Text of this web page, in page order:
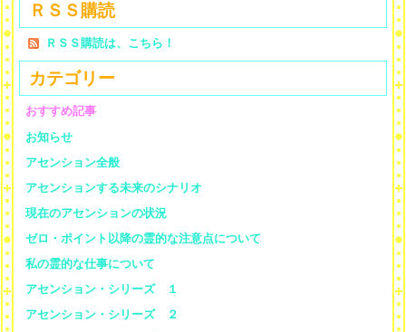
ＲＳＳ購読
ＲＳＳ購読は、こちら！
カテゴリー
おすすめ記事
お知らせ
アセンション全般
アセンションする未来のシナリオ
現在のアセンションの状況
ゼロ・ポイント以降の霊的な注意点について
私の霊的な仕事について
アセンション・シリーズ １
アセンション・シリーズ ２